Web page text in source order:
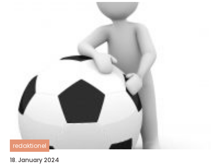
redaktionel
18. January 2024